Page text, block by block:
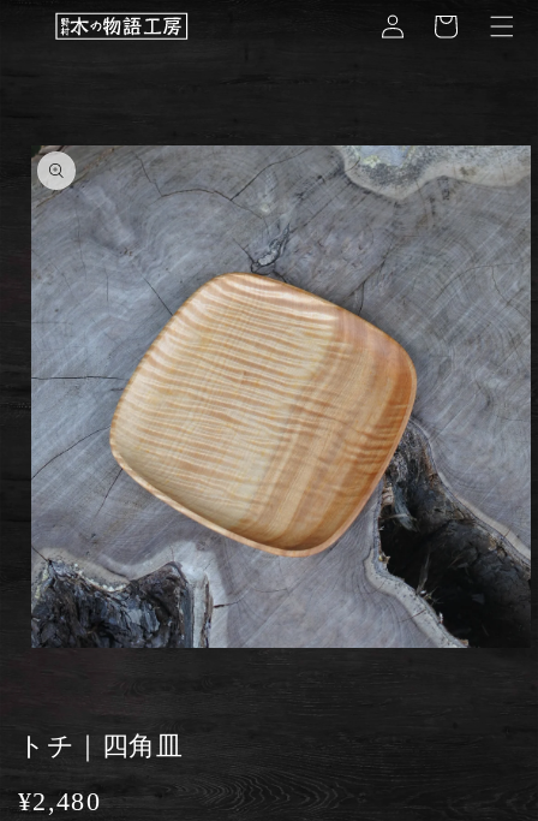
ンツに
ー
商品情
報にス
キップ
で
ィ
トチ｜四角皿
通
¥2,480